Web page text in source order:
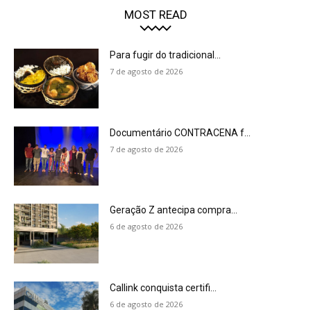
MOST READ
Para fugir do tradicional...
7 de agosto de 2026
Documentário CONTRACENA f...
7 de agosto de 2026
Geração Z antecipa compra...
6 de agosto de 2026
Callink conquista certifi...
6 de agosto de 2026